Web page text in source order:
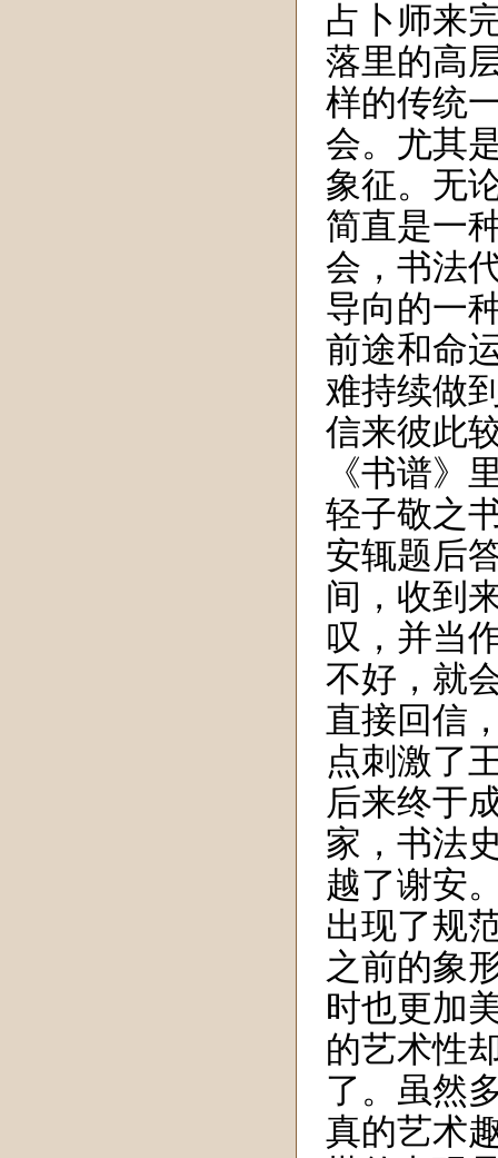
占卜师来
落里的高
样的传统
会。尤其
象征。无
简直是一
会，书法
导向的一
前途和命
难持续做
信来彼此
《书谱》
轻子敬之
安辄题后
间，收到
叹，并当
不好，就
直接回信
点刺激了
后来终于
家，书法
越了谢安
出现了规
之前的象
时也更加
的艺术性
了。虽然
真的艺术